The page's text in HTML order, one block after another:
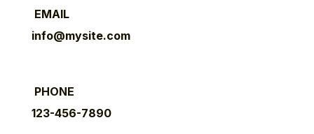
EMAIL
info@mysite.com
PHONE
123-456-7890